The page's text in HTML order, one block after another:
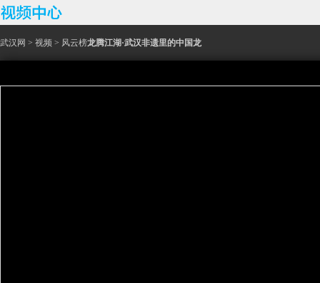
武汉网 > 视频 > 风云榜龙腾江湖·武汉非遗里的中国龙